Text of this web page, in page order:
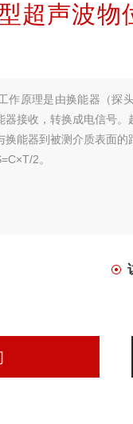
超声波
作原理是由换能器（探
器接收，转换成电信号
能器到被测介质表面
2。